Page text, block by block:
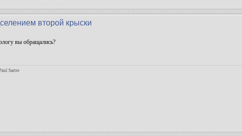
второй крыски
вы обращались?
Sartre